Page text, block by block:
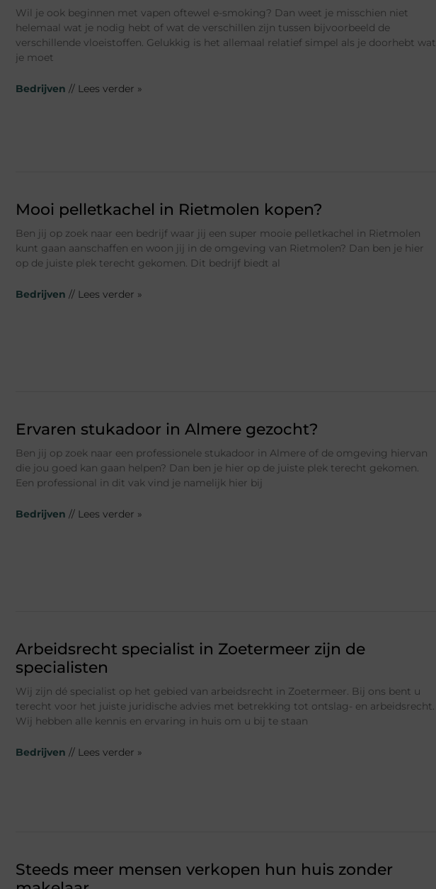
Wil je ook beginnen met vapen oftewel e-smoking? Dan weet je misschien niet
helemaal wat je nodig hebt of wat de verschillen zijn tussen bijvoorbeeld de
verschillende vloeistoffen. Gelukkig is het allemaal relatief simpel als je doorhebt wat
je moet
Bedrijven // Lees verder »
Mooi pelletkachel in Rietmolen kopen?
Ben jij op zoek naar een bedrijf waar jij een super mooie pelletkachel in Rietmolen
kunt gaan aanschaffen en woon jij in de omgeving van Rietmolen? Dan ben je hier
op de juiste plek terecht gekomen. Dit bedrijf biedt al
Bedrijven // Lees verder »
Ervaren stukadoor in Almere gezocht?
Ben jij op zoek naar een professionele stukadoor in Almere of de omgeving hiervan
die jou goed kan gaan helpen? Dan ben je hier op de juiste plek terecht gekomen.
Een professional in dit vak vind je namelijk hier bij
Bedrijven // Lees verder »
Arbeidsrecht specialist in Zoetermeer zijn de
specialisten
Wij zijn dé specialist op het gebied van arbeidsrecht in Zoetermeer. Bij ons bent u
terecht voor het juiste juridische advies met betrekking tot ontslag- en arbeidsrecht.
Wij hebben alle kennis en ervaring in huis om u bij te staan
Bedrijven // Lees verder »
Steeds meer mensen verkopen hun huis zonder